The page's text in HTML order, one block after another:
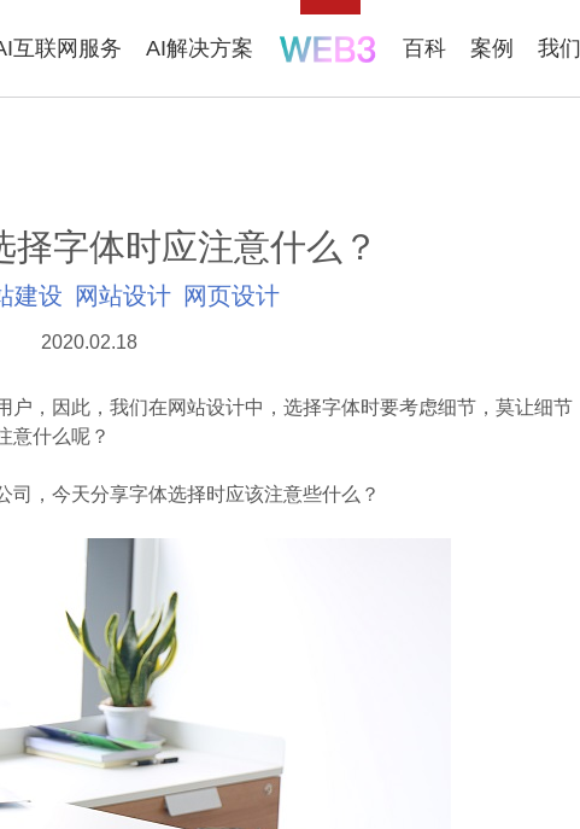
互联网服务 AI解决方案 百科 案例 我们
择字体时应注意什么？
建设 网站设计 网页设计
2020.02.18
，因此，我们在网站设计中，选择字体时要考虑细节，莫让细节
意什么呢？
司，今天分享字体选择时应该注意些什么？